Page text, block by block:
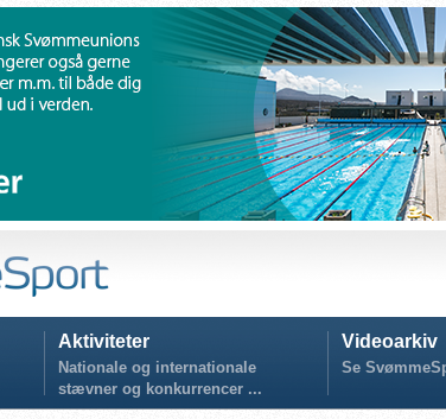
Aktiviteter
Nationale og internationale
stævner og konkurrencer ...
Videoarkiv
Se